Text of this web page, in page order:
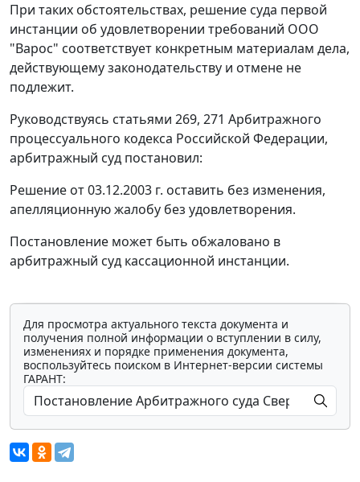
При таких обстоятельствах, решение суда первой
инстанции об удовлетворении требований ООО
"Варос" соответствует конкретным материалам дела,
действующему законодательству и отмене не
подлежит.
Руководствуясь статьями 269, 271 Арбитражного
процессуального кодекса Российской Федерации,
арбитражный суд постановил:
Решение от 03.12.2003 г. оставить без изменения,
апелляционную жалобу без удовлетворения.
Постановление может быть обжаловано в
арбитражный суд кассационной инстанции.
Для просмотра актуального текста документа и
получения полной информации о вступлении в силу,
изменениях и порядке применения документа,
воспользуйтесь поиском в Интернет-версии системы
ГАРАНТ: